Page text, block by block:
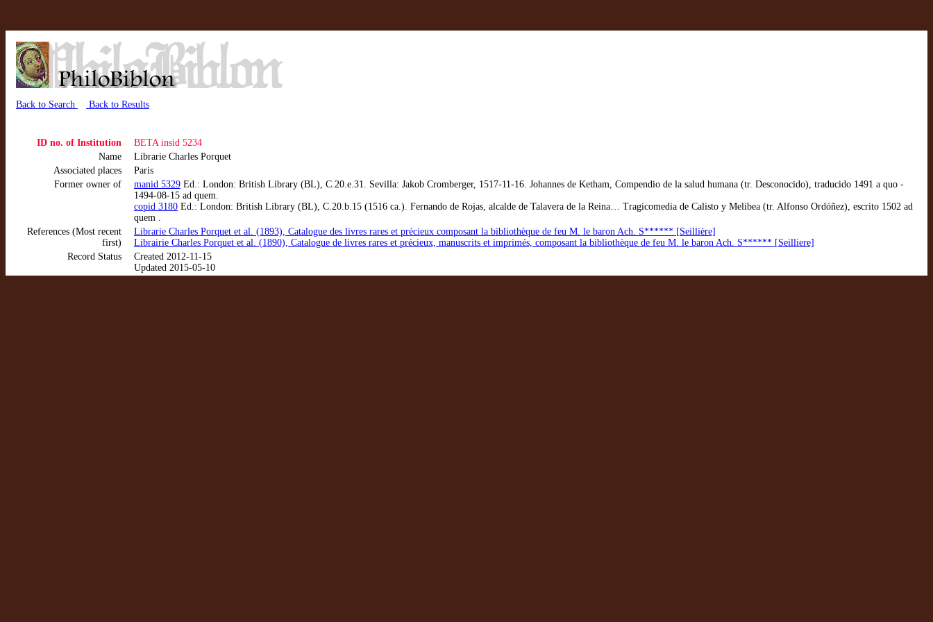
Back to Search Back to Results
ID no. of Institution
BETA insid 5234
Name
Librarie Charles Porquet
Associated places
Paris
Former owner of
manid 5329 Ed.: London: British Library (BL), C.20.e.31. Sevilla: Jakob Cromberger, 1517-11-16. Johannes de Ketham, Compendio de la salud humana (tr. Desconocido), traducido 1491 a quo -
1494-08-15 ad quem.
copid 3180 Ed.: London: British Library (BL), C.20.b.15 (1516 ca.). Fernando de Rojas, alcalde de Talavera de la Reina… Tragicomedia de Calisto y Melibea (tr. Alfonso Ordóñez), escrito 1502 ad
quem .
References (Most recent
first)
Librarie Charles Porquet et al. (1893), Catalogue des livres rares et précieux composant la bibliothèque de feu M. le baron Ach. S****** [Seillière]
Librairie Charles Porquet et al. (1890), Catalogue de livres rares et précieux, manuscrits et imprimés, composant la bibliothèque de feu M. le baron Ach. S****** [Seilliere]
Record Status
Created 2012-11-15
Updated 2015-05-10